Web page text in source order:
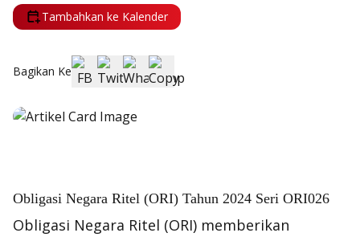
Tambahkan ke Kalender
Bagikan Ke
Obligasi Negara Ritel (ORI) Tahun 2024 Seri ORI026
Obligasi Negara Ritel (ORI) memberikan